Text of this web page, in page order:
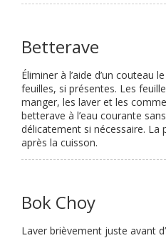
Betterave
Éliminer à l’aide d’un couteau
feuilles, si présentes. Les
manger, les laver et les
betterave à l’eau courante
délicatement si nécessaire. La
après la cuisson.
Bok Choy
Laver brièvement juste avant